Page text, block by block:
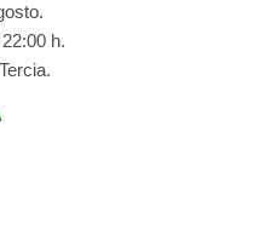
h.